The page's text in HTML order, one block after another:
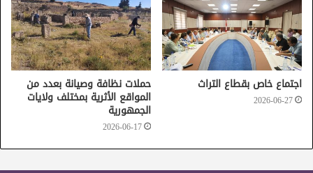
اجتماع خاص بقطاع التراث
2026-06-27
حملات نظافة وصيانة بعدد من
المواقع الأثرية بمختلف ولايات
الجمهورية
2026-06-17